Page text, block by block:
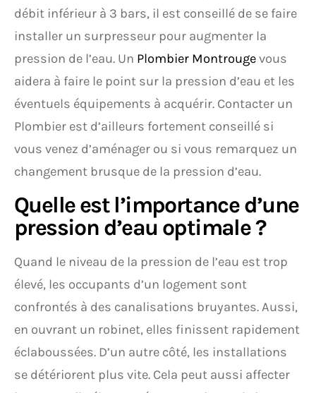
débit inférieur à 3 bars, il est conseillé de se faire
installer un surpresseur pour augmenter la
pression de l’eau. Un Plombier Montrougevous
aidera à faire le point sur la pression d’eau et les
éventuels équipements à acquérir. Contacter un
Plombier est d’ailleurs fortement conseillé si
vous venez d’aménager ou si vous remarquez un
changement brusque de la pression d’eau.
Quelle est l’importance d’une
pression d’eau optimale ?
Quand le niveau de la pression de l’eau est trop
élevé, les occupants d’un logement sont
confrontés à des canalisations bruyantes. Aussi,
en ouvrant un robinet, elles finissent rapidement
éclaboussées. D’un autre côté, les installations
se détériorent plus vite. Cela peut aussi affecter